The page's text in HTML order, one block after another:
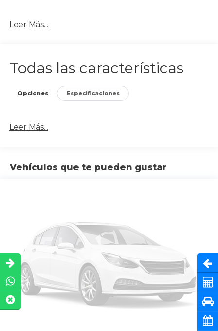
Leer Más...
Todas las características
Opciones Especificaciones
Leer Más...
Vehículos que te pueden gustar